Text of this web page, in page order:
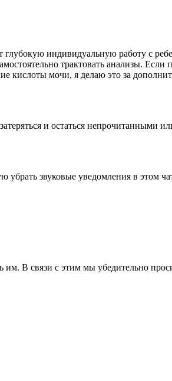
индивидуальную работу с
трактовать анализы. Если
кислоты мочи, я делаю это за
и остаться непрочитанными
убрать звуковые уведомления в этом
В связи с этим мы убедительно